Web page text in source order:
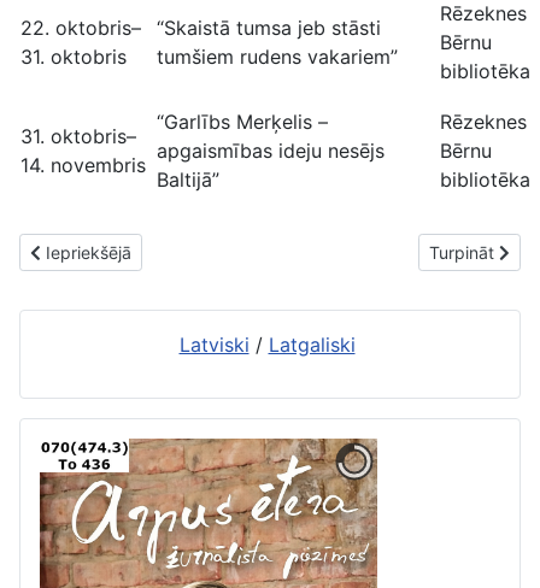
22. oktobris–
31. oktobris
“Skaistā tumsa jeb stāsti
tumšiem rudens vakariem”
Rēzeknes
Bērnu
bibliotēka
31. oktobris–
14. novembris
“Garlībs Merķelis –
apgaismības ideju nesējs
Baltijā”
Rēzeknes
Bērnu
bibliotēka
Iepriekšējais raksts: Izstādes janvārī (2020)
Iepriekšējā Nākamais
Turpināt
Latviski / Latgaliski